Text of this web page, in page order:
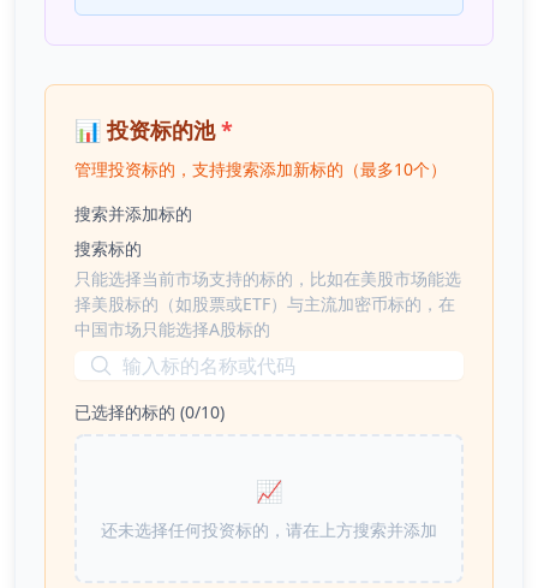
📊 投资标的池*
管理投资标的，支持搜索添加新标的（最多10个）
搜索并添加标的
搜索标的
只能选择当前市场支持的标的，比如在美股市场能选
择美股标的（如股票或ETF）与主流加密币标的，在
中国市场只能选择A股标的
已选择的标的 (0/10)
📈
还未选择任何投资标的，请在上方搜索并添加